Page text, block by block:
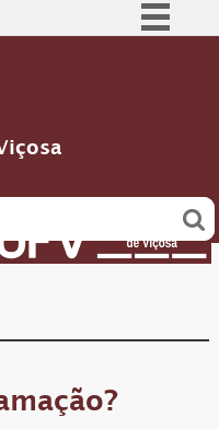
Acesso à informação
Legislação